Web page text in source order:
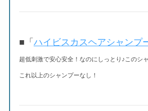
■「 ハイビスカスヘアシャンプ
超低刺激で安心安全！なのにしっとり♪このシ
これ以上のシャンプーなし！